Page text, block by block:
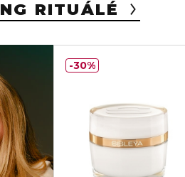
RITUÁLÉ
30%